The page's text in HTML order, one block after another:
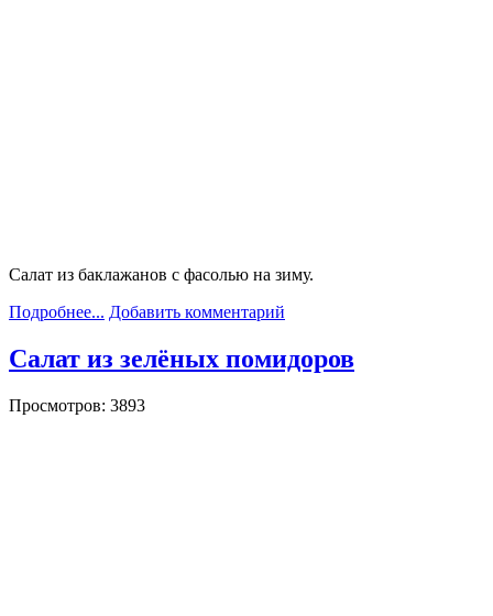
Салат из баклажанов с фасолью на зиму.
Подробнее... Добавить комментарий
Салат из зелёных помидоров
Просмотров: 3893